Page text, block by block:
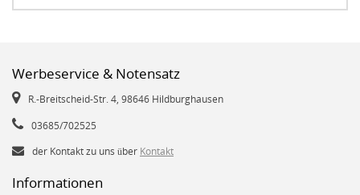
Werbeservice & Notensatz
R.-Breitscheid-Str. 4, 98646 Hildburghausen
03685/702525
der Kontakt zu uns über Kontakt
Informationen